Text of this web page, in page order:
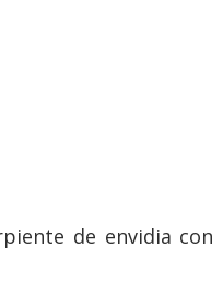
de envidia con